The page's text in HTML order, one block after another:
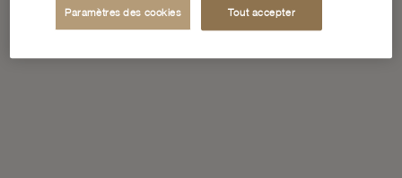
Paramètres des cookies Tout accepter